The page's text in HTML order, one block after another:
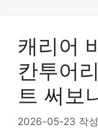
캐리어
칸투어
트 써보
2026-05-23 작